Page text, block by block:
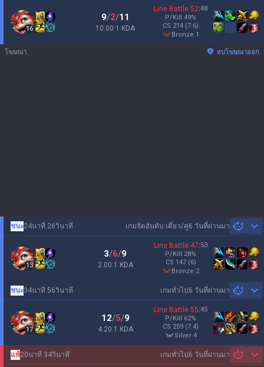
16
9/2/11
10.00:1 KDA
Line Battle 52:48
P/Kill 49%
CS 214 (7.6)
bronze 1
โฆษณา ลบโฆษณาออก
เกมจัดอันดับ เดี่ยว/คู่6 วันที่ผ่านมา
ชนะ24นาที 26วินาที
13
3/6/9
2.00:1 KDA
Line Battle 47:53
P/Kill 28%
CS 147 (6)
bronze 2
เกมทั่วไป6 วันที่ผ่านมา
ชนะ34นาที 56วินาที
17
12/5/9
4.20:1 KDA
Line Battle 55:45
P/Kill 62%
CS 259 (7.4)
silver 4
เกมทั่วไป6 วันที่ผ่านมา
แพ้20นาที 34วินาที